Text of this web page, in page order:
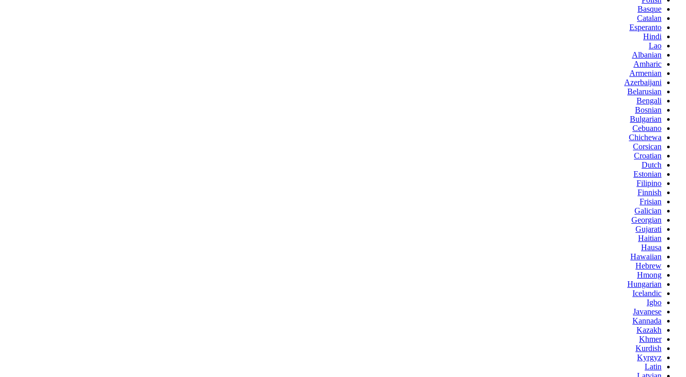
Basque
Catalan
Esperanto
Hindi
Lao
Albanian
Amharic
Armenian
Azerbaijani
Belarusian
Bengali
Bosnian
Bulgarian
Cebuano
Chichewa
Corsican
Croatian
Dutch
Estonian
Filipino
Finnish
Frisian
Galician
Georgian
Gujarati
Haitian
Hausa
Hawaiian
Hebrew
Hmong
Hungarian
Icelandic
Igbo
Javanese
Kannada
Kazakh
Khmer
Kurdish
Kyrgyz
Latin